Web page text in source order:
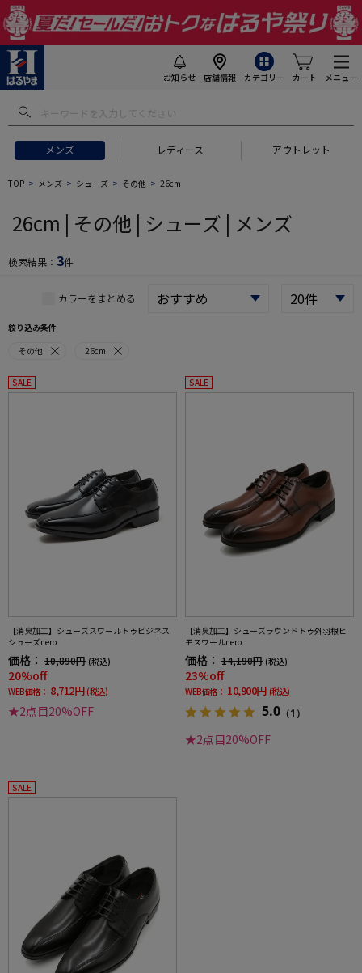
お知らせ 店舗情報 カテゴリー カート メニュー
メンズ レディース アウトレット
フトにおすすめ #セットアップ スーツ
TOP メンズ シューズ その他 26cm
26cm | その他 | シューズ | メンズ
検索結果： 3件
カラーをまとめる
絞り込み条件
その他
26cm
SALE
【消臭加工】シューズスワールトゥビジネス
シューズnero
価格： 10,890円 (税込)
20%off
WEB価格： 8,712円 (税込)
★2点目20%OFF
SALE
【消臭加工】シューズラウンドトゥ外羽根ヒ
モスワールnero
価格： 14,190円 (税込)
23%off
WEB価格： 10,900円 (税込)
5.0 （1）
★2点目20%OFF
SALE